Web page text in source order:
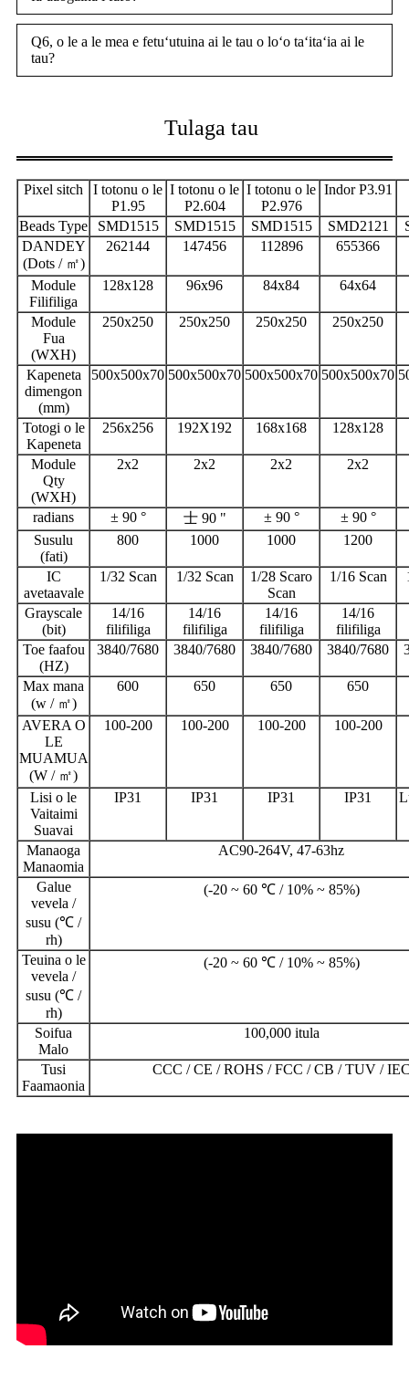
Q6, o le a le mea e fetuʻutuina ai le tau o loʻo taʻitaʻia ai le
tau?
Tulaga tau
Pixel sitch
I totonu o le
P1.95
I totonu o le
P2.604
I totonu o le
P2.976
Indor P3.91
Beads Type SMD1515 SMD1515 SMD1515 SMD2121
DANDEY
(Dots / ㎡)
262144 147456 112896 655366
Module
Filifiliga
128x128 96x96 84x84 64x64
Module
Fua
(WXH)
250x250 250x250 250x250 250x250
Kapeneta
dimengon
(mm)
500x500x70 500x500x70 500x500x70 500x500x70
Totogi o le
Kapeneta
256x256 192X192 168x168 128x128
Module
Qty
(WXH)
2x2 2x2 2x2 2x2
radians ± 90 ° 士 90 " ± 90 °
± 90 °
Susulu
(fati)
800 1000 1000 1200
IC
avetaavale
1/32 Scan 1/32 Scan
1/28 Scaro
Scan
1/16 Scan
Grayscale
(bit)
14/16
filifiliga
14/16
filifiliga
14/16
filifiliga
14/16
filifiliga
Toe faafou
(HZ)
3840/7680 3840/7680 3840/7680 3840/7680
Max mana
(w / ㎡)
600 650 650 650
AVERA O
LE
MUAMUA
(W / ㎡)
100-200 100-200 100-200 100-200
Lisi o le
Vaitaimi
Suavai
IP31 IP31 IP31 IP31
Manaoga
Manaomia
AC90-264V, 47-63hz
Galue
vevela /
susu (℃ /
rh)
(-20 ~ 60 ℃ / 10% ~ 85%)
Teuina o le
vevela /
susu (℃ /
rh)
(-20 ~ 60 ℃ / 10% ~ 85%)
Soifua
Malo
100,000 itula
Tusi
Faamaonia
CCC / CE / ROHS / FCC / CB / TUV /